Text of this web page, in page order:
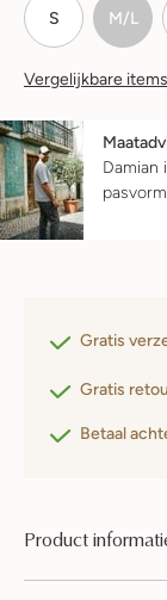
S M/L
Vergelijkbare items
Damian
Gratis
Gratis
Betaal
Product